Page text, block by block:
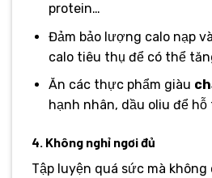
protein…
Đảm bảo lượng calo nạp
calo tiêu thụ để có thể
Ăn các thực phẩm giàu
hạnh nhân, dầu oliu để
4. Không nghỉ ngơi đủ
Tập luyện quá sức mà